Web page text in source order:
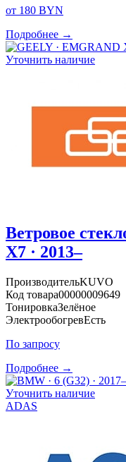
от 180 BYN
Подробнее →
Уточнить наличие
Ветровое
X7 · 2013–
ПроизводительKUVO
Код товара00000009649
ТонировкаЗелёное
ЭлектрообогревЕсть
По запросу
Подробнее →
Уточнить наличие
ADAS